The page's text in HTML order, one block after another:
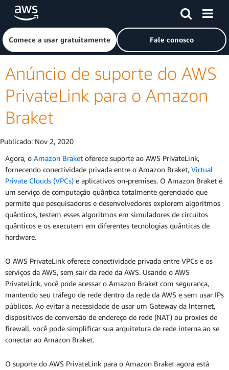
Pular para o conteúdo principal
Clique aqui para voltar à página inicial da Amazon Web
Comece a usar gratuitamente Fale conosco
Anúncio de suporte do AWS
PrivateLink para o Amazon
Braket
Publicado: Nov 2, 2020
Agora, o Amazon Braket oferece suporte ao AWS PrivateLink,
fornecendo conectividade privada entre o Amazon Braket, Virtual
Private Clouds (VPCs) e aplicativos on-premises. O Amazon Braket é
um serviço de computação quântica totalmente gerenciado que
permite que pesquisadores e desenvolvedores explorem algoritmos
quânticos, testem esses algoritmos em simuladores de circuitos
quânticos e os executem em diferentes tecnologias quânticas de
hardware.
O AWS PrivateLink oferece conectividade privada entre VPCs e os
serviços da AWS, sem sair da rede da AWS. Usando o AWS
PrivateLink, você pode acessar o Amazon Braket com segurança,
mantendo seu tráfego de rede dentro da rede da AWS e sem usar IPs
públicos. Ao evitar a necessidade de usar um Gateway da Internet,
dispositivos de conversão de endereço de rede (NAT) ou proxies de
firewall, você pode simplificar sua arquitetura de rede interna ao se
conectar ao Amazon Braket.
O suporte do AWS PrivateLink para o Amazon Braket agora está